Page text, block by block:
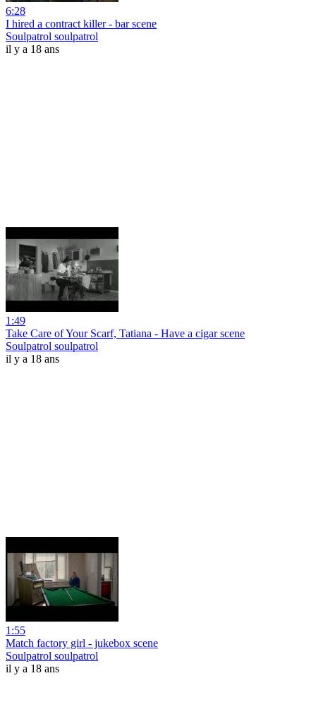
6:28
I hired a contract killer - bar scene
Soulpatrol soulpatrol
il y a 18 ans
1:49
Take Care of Your Scarf, Tatiana - Have a cigar scene
Soulpatrol soulpatrol
il y a 18 ans
1:55
Match factory girl - jukebox scene
Soulpatrol soulpatrol
il y a 18 ans